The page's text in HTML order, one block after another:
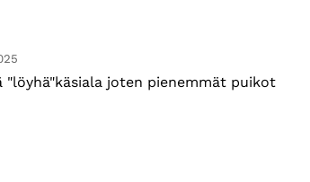
"löyhä"käsiala joten pienemmät puikot